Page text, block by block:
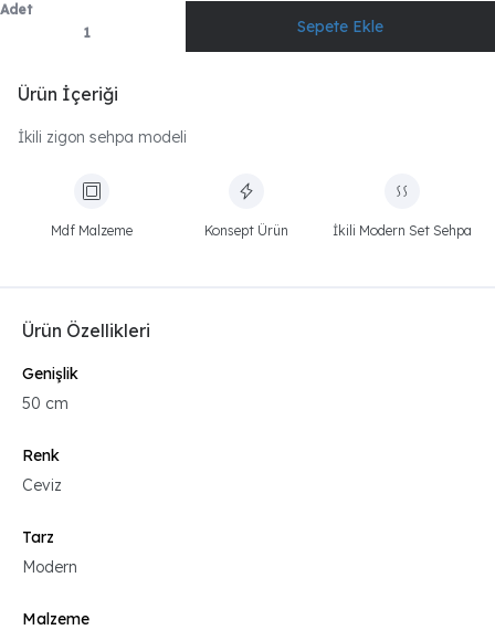
Adet
Ürün İçeriği
İkili zigon sehpa modeli
Mdf Malzeme Konsept Ürün İkili Modern Set Sehpa
Ürün Özellikleri
Genişlik
50 cm
Renk
Ceviz
Tarz
Modern
Malzeme